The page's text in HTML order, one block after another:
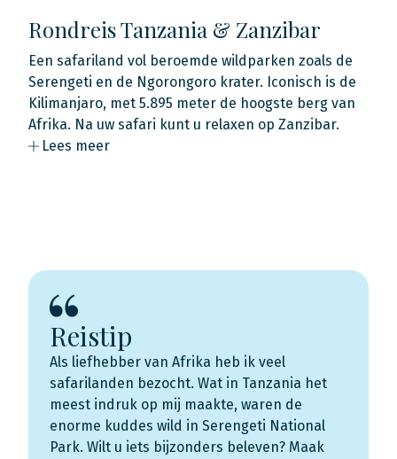
Rondreis Tanzania & Zanzibar
Een safariland vol beroemde wildparken zoals de
Serengeti en de Ngorongoro krater. Iconisch is de
Kilimanjaro, met 5.895 meter de hoogste berg van
Afrika. Na uw safari kunt u relaxen op Zanzibar.
Lees meer
Reistip
Als liefhebber van Afrika heb ik veel
safarilanden bezocht. Wat in Tanzania het
meest indruk op mij maakte, waren de
enorme kuddes wild in Serengeti National
Park. Wilt u iets bijzonders beleven? Maak